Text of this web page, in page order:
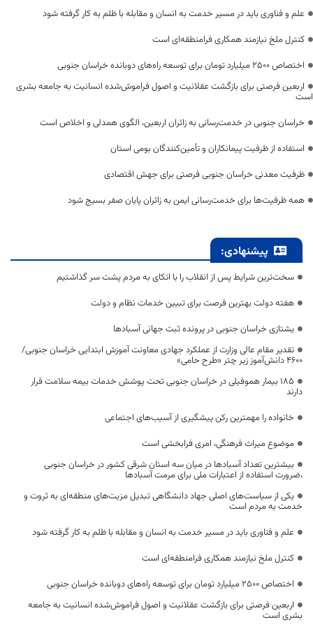
علم و فناوری باید در مسیر خدمت به انسان و مقابله با ظلم به کار گرفته شود
کنترل ملخ نیازمند همکاری فرامنطقه‌ای است
اختصاص 2500 میلیارد تومان برای توسعه راه‌های دوبانده خراسان جنوبی
اربعین فرصتی برای بازگشت عقلانیت و اصول فراموش‌شده انسانیت به جامعه بشری
است
خراسان جنوبی در خدمت‌رسانی به زائران اربعین، الگوی همدلی و اخلاص است
استفاده از ظرفیت پیمانکاران و تأمین‌کنندگان بومی استان
ظرفیت معدنی خراسان جنوبی فرصتی برای جهش اقتصادی
همه ظرفیت‌ها برای خدمت‌رسانی ایمن به زائران پایان صفر بسیج شود
پیشنهادی:
سخت‌ترین شرایط پس از انقلاب را با اتکای به مردم پشت سر گذاشتیم
هفته دولت بهترین فرصت برای تبیین خدمات نظام و دولت
یشتازی خراسان جنوبی در پرونده ثبت جهانی آسبادها
تقدیر مقام عالی وزارت از عملکرد جهادی معاونت آموزش ابتدایی خراسان جنوبی/
۴۶۰۰ دانش‌آموز زیر چتر «طرح حامی»
۱۸۵ بیمار هموفیلی در خراسان جنوبی تحت پوشش خدمات بیمه سلامت قرار
دارند
خانواده را مهمترین رکن پیشگیری از آسیب‌های اجتماعی
موضوع میراث فرهنگی، امری فرابخشی است
بیشترین تعداد آسبادها در میان سه استان شرقی کشور در خراسان جنوبی
،ضرورت استفاده از اعتبارات ملی برای مرمت آسبادها
یکی از سیاست‌های اصلی جهاد دانشگاهی تبدیل مزیت‌های منطقه‌ای به ثروت و
خدمت به مردم است
علم و فناوری باید در مسیر خدمت به انسان و مقابله با ظلم به کار گرفته شود
کنترل ملخ نیازمند همکاری فرامنطقه‌ای است
اختصاص 2500 میلیارد تومان برای توسعه راه‌های دوبانده خراسان جنوبی
اربعین فرصتی برای بازگشت عقلانیت و اصول فراموش‌شده انسانیت به جامعه
بشری است